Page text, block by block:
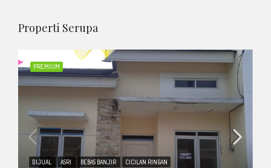
Properti Serupa
DIJUAL ASRI BEBAS BANJIR CICILAN RINGAN
PREMIUM